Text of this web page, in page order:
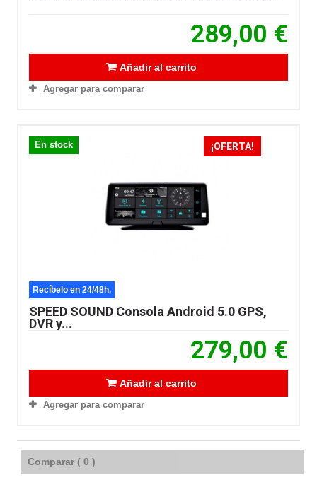
289,00 €
Añadir al carrito
Agregar para comparar
En stock ¡OFERTA!
Recíbelo en 24/48h.
SPEED SOUND Consola Android 5.0 GPS,
DVR y...
279,00 €
Añadir al carrito
Agregar para comparar
Comparar ( 0 )